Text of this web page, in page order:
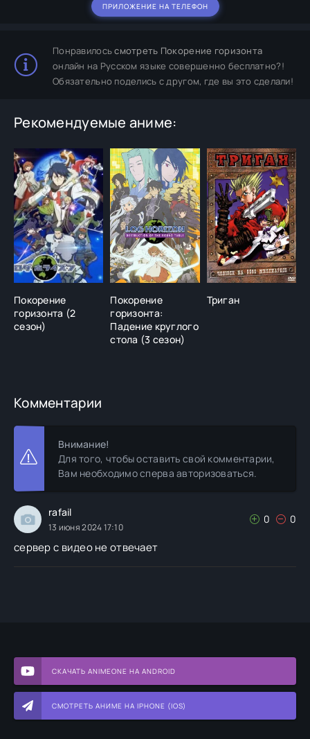
СКАЧАТЬ ANIMEONE НА ANDROID
СМОТРЕТЬ АНИМЕ НА IPHONE (IOS)
ПРИЛОЖЕНИЕ НА ТЕЛЕФОН
Понравилосьсмотреть Покорение горизонта
онлайн на Русском языке совершенно бесплатно?!
Обязательно поделись с другом, где вы это сделали!
Рекомендуемые аниме:
Покорение
горизонта (2
сезон)
Покорение
горизонта:
Падение круглого
стола (3 сезон)
Триган
Комментарии
Внимание!
Для того, чтобы оставить свой комментарии,
Вам необходимо сперва авторизоваться.
rafail
13 июня 2024 17:10
0 0
сервер с видео не отвечает